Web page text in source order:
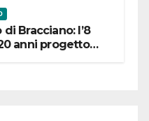
Bracciano: l’8
anni progetto